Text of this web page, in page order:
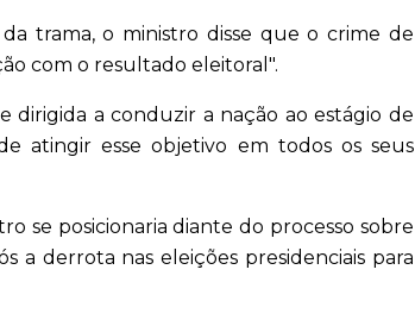
trama, o ministro disse que o crime de
com o resultado eleitoral".
dirigida a conduzir a nação ao estágio de
atingir esse objetivo em todos os seus
se posicionaria diante do processo sobre
a derrota nas eleições presidenciais para